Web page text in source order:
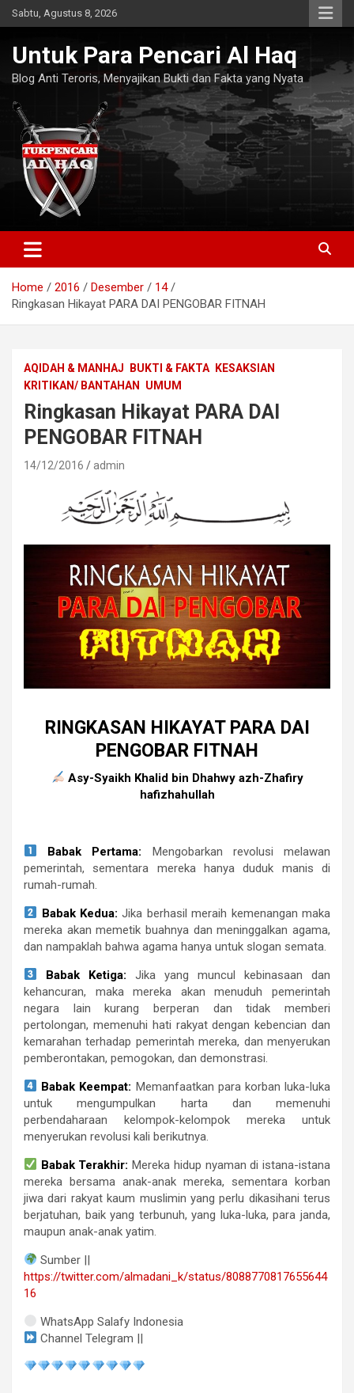
Skip
to
Sabtu, Agustus 8, 2026
Untuk Para Pencari Al Haq
Blog Anti Teroris, Menyajikan Bukti dan Fakta yang Nyata
Home 2016 Desember
14
Ringkasan Hikayat PARA DAI PENGOBAR FITNAH
AQIDAH & MANHAJ BUKTI & FAKTA
KESAKSIAN
KRITIKAN/ BANTAHAN
UMUM
Ringkasan Hikayat PARA DAI
PENGOBAR FITNAH
14/12/2016 admin
RINGKASAN HIKAYAT PARA DAI
PENGOBAR FITNAH
Asy-Syaikh Khalid bin Dhahwy azh-Zhafiry
hafizhahullah
Babak Pertama: Mengobarkan revolusi melawan
pemerintah, sementara mereka hanya duduk manis di
rumah-rumah.
Babak Kedua: Jika berhasil meraih kemenangan maka
mereka akan memetik buahnya dan meninggalkan agama,
dan nampaklah bahwa agama hanya untuk slogan semata.
Babak Ketiga: Jika yang muncul kebinasaan dan
kehancuran, maka mereka akan menuduh pemerintah
negara lain kurang berperan dan tidak memberi
pertolongan, memenuhi hati rakyat dengan kebencian dan
kemarahan terhadap pemerintah mereka, dan menyerukan
pemberontakan, pemogokan, dan demonstrasi.
Babak Keempat: Memanfaatkan para korban luka-luka
untuk mengumpulkan harta dan memenuhi
perbendaharaan kelompok-kelompok mereka untuk
menyerukan revolusi kali berikutnya.
Babak Terakhir: Mereka hidup nyaman di istana-istana
mereka bersama anak-anak mereka, sementara korban
jiwa dari rakyat kaum muslimin yang perlu dikasihani terus
berjatuhan, baik yang terbunuh, yang luka-luka, para janda,
maupun anak-anak yatim.
Sumber ||
https://twitter.com/almadani_k/status/8088770817655644
16
WhatsApp Salafy Indonesia
Channel Telegram ||